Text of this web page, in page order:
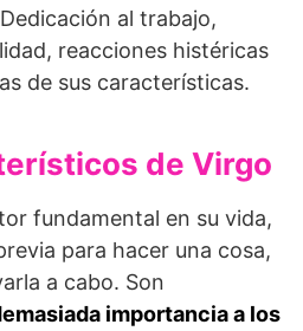
al trabajo,
reacciones histéricas
de sus características.
de Virgo
fundamental en su vida,
para hacer una cosa,
a cabo. Son
importancia a los